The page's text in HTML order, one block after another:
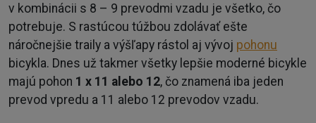
v kombinácii s 8 – 9 prevodmi vzadu je všetko, čo
potrebuje. S rastúcou túžbou zdolávať ešte
náročnejšie traily a výšľapy rástol aj vývoj pohonu
bicykla. Dnes už takmer všetky lepšie moderné bicykle
majú pohon 1 x 11 alebo 12, čo znamená iba jeden
prevod vpredu a 11 alebo 12 prevodov vzadu.